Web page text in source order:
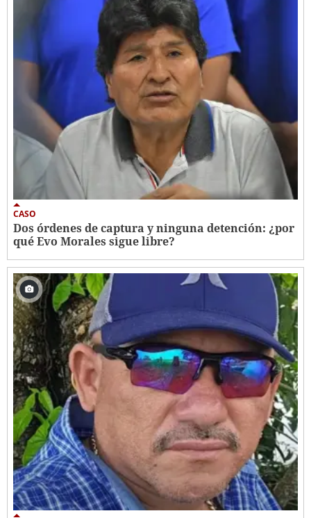
CASO
Dos órdenes de captura y ninguna detención: ¿por
qué Evo Morales sigue libre?